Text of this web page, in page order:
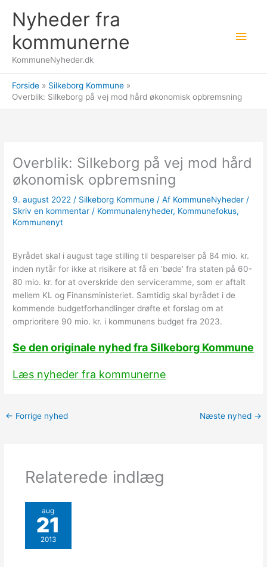
indholdet
Nyheder fra
kommunerne
KommuneNyheder.dk
Forside
Silkeborg Kommune
Overblik: Silkeborg på vej mod hård økonomisk opbremsning
Overblik: Silkeborg på vej mod hård
økonomisk opbremsning
9. august 2022 / Silkeborg Kommune / Af KommuneNyheder /
Skriv en kommentar / Kommunalenyheder, Kommunefokus,
Kommunenyt
Byrådet skal i august tage stilling til besparelser på 84 mio. kr.
inden nytår for ikke at risikere at få en ’bøde’ fra staten på 60-
80 mio. kr. for at overskride den serviceramme, som er aftalt
mellem KL og Finansministeriet. Samtidig skal byrådet i de
kommende budgetforhandlinger drøfte et forslag om at
omprioritere 90 mio. kr. i kommunens budget fra 2023.
Se den originale nyhed fra Silkeborg Kommune
Læs nyheder fra kommunerne
← Forrige nyhed Næste nyhed →
Relaterede indlæg
aug
21
2013